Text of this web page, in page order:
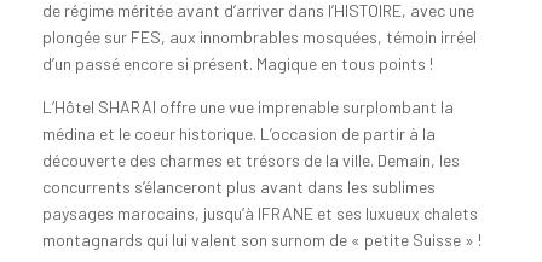
de régime méritée avant d’arriver dans l’HISTOIRE, avec une
plongée sur FES, aux innombrables mosquées, témoin irréel
d’un passé encore si présent. Magique en tous points !
L’Hôtel SHARAI offre une vue imprenable surplombant la
médina et le coeur historique. L’occasion de partir à la
découverte des charmes et trésors de la ville. Demain, les
concurrents s’élanceront plus avant dans les sublimes
paysages marocains, jusqu’à IFRANE et ses luxueux chalets
montagnards qui lui valent son surnom de « petite Suisse » !